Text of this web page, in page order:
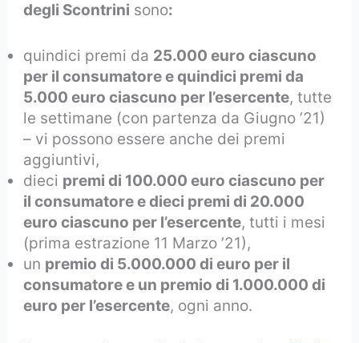
degli Scontrini sono:
quindici premi da 25.000 euro ciascuno
per il consumatore e quindici premi da
5.000 euro ciascuno per l’esercente, tutte
le settimane (con partenza da Giugno ’21)
– vi possono essere anche dei premi
aggiuntivi,
dieci premi di 100.000 euro ciascuno per
il consumatore e dieci premi di 20.000
euro ciascuno per l’esercente, tutti i mesi
(prima estrazione 11 Marzo ’21),
un premio di 5.000.000 di euro per il
consumatore e un premio di 1.000.000 di
euro per l’esercente, ogni anno.